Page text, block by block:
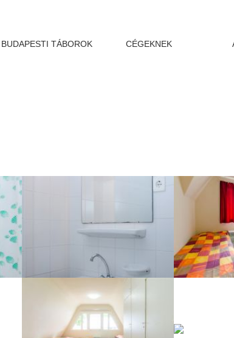
BUDAPESTI TÁBOROK CÉGEKNEK